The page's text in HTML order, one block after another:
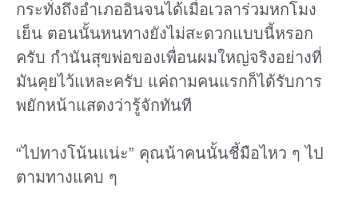
กระทั่งถึงอําเภออินจนได้เมื่อเวลาร่วมหกโมง
เย็น ตอนนั้นหนทางยังไม่สะดวกแบบนี้หรอก
ครับ กํานันสุขพ่อของเพื่อนผมใหญ่จริงอย่างที่
มันคุยไว้แหละครับ แค่ถามคนแรกก็ได้รับการ
พยักหน้าแสดงว่ารู้จักทันที
“ไปทางโน้นแน่ะ” คุณน้าคนนั้นชี้มือไหว ๆ ไป
ตามทางแคบ ๆ